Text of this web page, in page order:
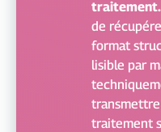
traitement.
de
format
lisible par
traitement